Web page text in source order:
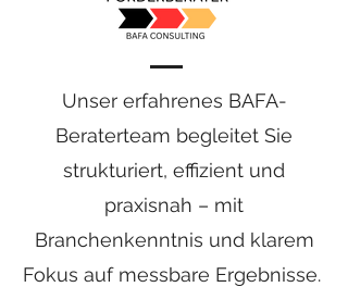
Unser erfahrenes BAFA-
Beraterteam begleitet Sie
strukturiert, effizient und
praxisnah – mit
Branchenkenntnis und klarem
Fokus auf messbare Ergebnisse.